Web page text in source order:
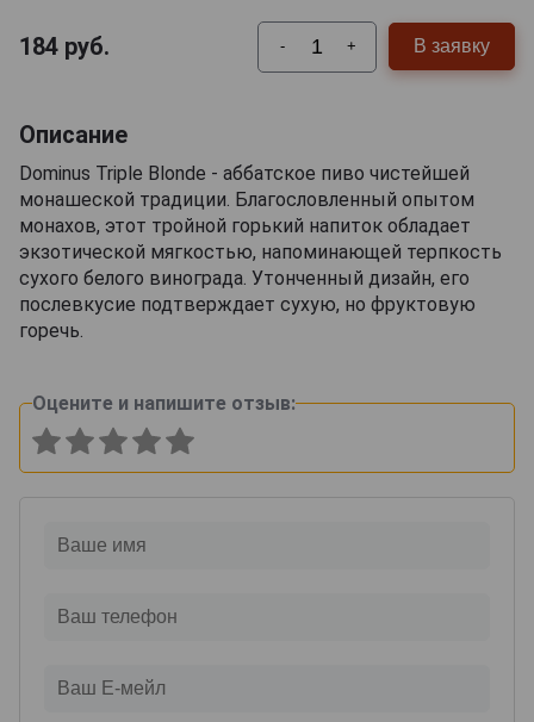
184 руб. - + В заявку
Описание
Dominus Triple Blonde - аббатское пиво чистейшей
монашеской традиции. Благословленный опытом
монахов, этот тройной горький напиток обладает
экзотической мягкостью, напоминающей терпкость
сухого белого винограда. Утонченный дизайн, его
послевкусие подтверждает сухую, но фруктовую
горечь.
Оцените и напишите отзыв: